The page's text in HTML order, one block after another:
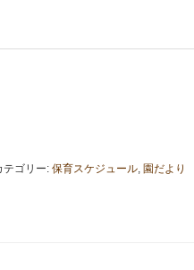
テゴリー: 保育スケジュール, 園だより